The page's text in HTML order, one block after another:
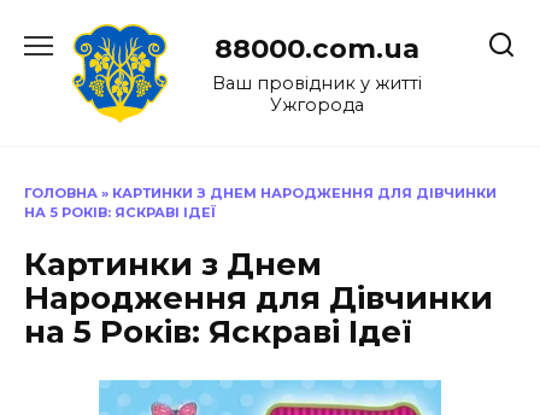
до
88000.com.ua
Ваш провідник у житті
Ужгорода
ГОЛОВНА » КАРТИНКИ З ДНЕМ НАРОДЖЕННЯ ДЛЯ ДІВЧИНКИ
НА 5 РОКІВ: ЯСКРАВІ ІДЕЇ
Картинки з Днем
Народження для Дівчинки
на 5 Років: Яскраві Ідеї